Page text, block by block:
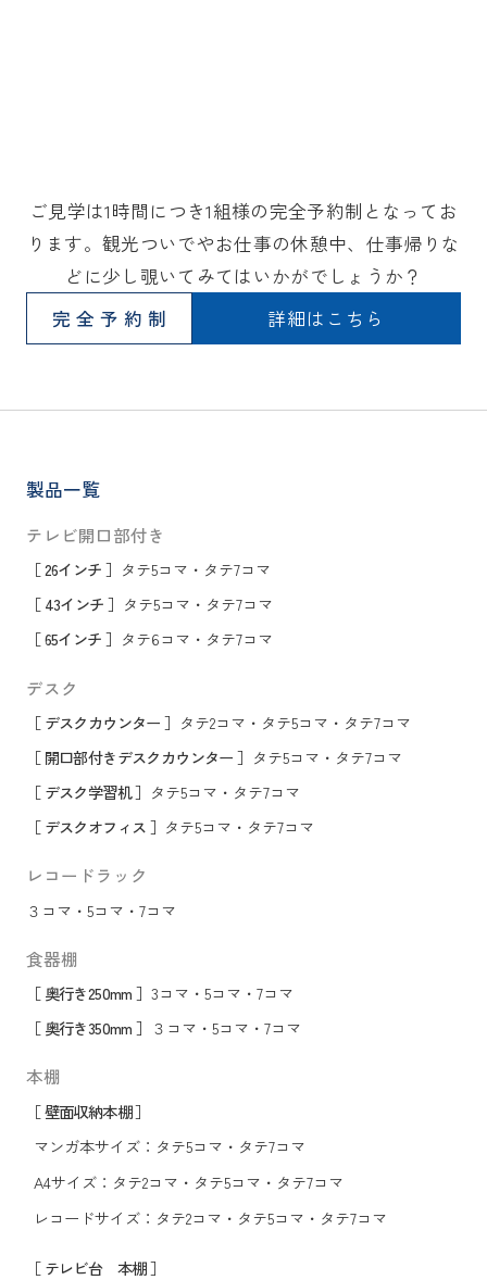
ご見学は1時間につき1組様の完全予約制となってお
ります。観光ついでやお仕事の休憩中、仕事帰りな
どに少し覗いてみてはいかがでしょうか？
完全予約制
詳細はこちら
製品一覧
テレビ開口部付き
［ 26インチ ］ タテ5コマ ・ タテ7コマ
［ 43インチ ］ タテ5コマ ・ タテ7コマ
［ 65インチ ］ タテ6コマ ・ タテ7コマ
デスク
［ デスクカウンター ］ タテ2コマ ・ タテ5コマ ・ タテ7コマ
［ 開口部付きデスクカウンター ］ タテ5コマ ・ タテ7コマ
［ デスク学習机 ］ タテ5コマ ・ タテ7コマ
［ デスクオフィス ］ タテ5コマ ・ タテ7コマ
レコードラック
３コマ ・ 5コマ ・ 7コマ
食器棚
［ 奥行き250mm ］ 3コマ ・ 5コマ ・ 7コマ
［ 奥行き350mm ］ ３コマ ・ 5コマ ・ 7コマ
本棚
［ 壁面収納本棚 ］
マンガ本サイズ： タテ5コマ ・ タテ7コマ
A4サイズ： タテ2コマ ・ タテ5コマ ・ タテ7コマ
レコードサイズ： タテ2コマ ・ タテ5コマ ・ タテ7コマ
［ テレビ台 本棚 ］